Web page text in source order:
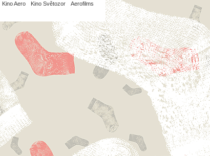
Kino Aero Kino Světozor Aerofilms